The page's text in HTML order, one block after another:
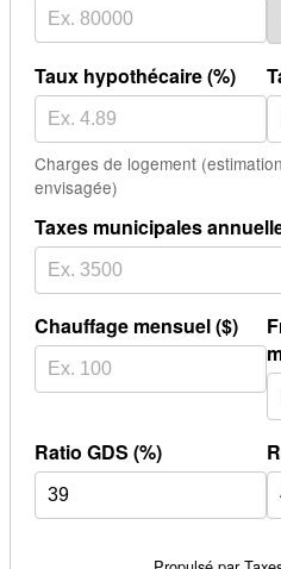
Taux hypothécaire (%)
Charges de logement
envisagée)
Taxes municipales
Chauffage mensuel ($)
Ratio GDS (%)